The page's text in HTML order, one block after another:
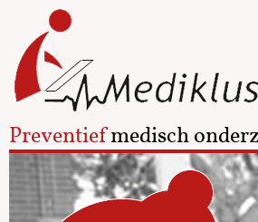
Preventiefmedisch